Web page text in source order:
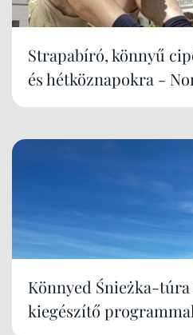
Strapabíró, könnyű
és hétköznapokra -
Könnyed Śnieżka-
kiegészítő programmal